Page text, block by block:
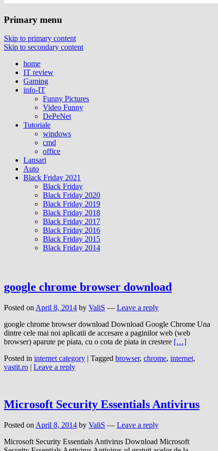
Primary menu
Skip to primary content
Skip to secondary content
home
IT review
Gaming
info-IT
Funny Pictures
Video Funny
DePeNet
Tutoriale
windows
cmd
office
Lansari
Auto
Black Friday 2021
Black Friday
Black Friday 2020
Black Friday 2019
Black Friday 2018
Black Friday 2017
Black Friday 2016
Black Friday 2015
Black Friday 2014
google chrome browser download
Posted on April 8, 2014 by ValiS — Leave a reply
google chrome browser download Download Google Chrome Una
dintre cele mai noi aplicatii de accesare a paginilor web (web
browser) aparute pe piata, cu o cota de piata in crestere […]
Posted in internet category | Tagged browser, chrome, internet,
vastit.ro | Leave a reply
Microsoft Security Essentials Antivirus
Posted on April 8, 2014 by ValiS — Leave a reply
Microsoft Security Essentials Antivirus Download Microsoft